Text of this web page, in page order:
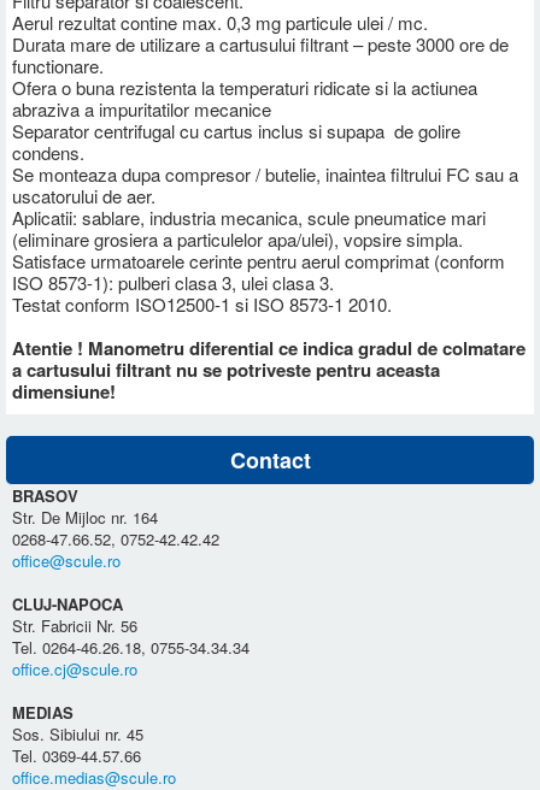
Aerul rezultat contine max. 0,3 mg particule ulei / mc.
Durata mare de utilizare a cartusului filtrant – peste 3000 ore de
functionare.
Ofera o buna rezistenta la temperaturi ridicate si la actiunea
abraziva a impuritatilor mecanice
Separator centrifugal cu cartus inclus si supapa de golire
condens.
Se monteaza dupa compresor / butelie, inaintea filtrului FC sau a
uscatorului de aer.
Aplicatii: sablare, industria mecanica, scule pneumatice mari
(eliminare grosiera a particulelor apa/ulei), vopsire simpla.
Satisface urmatoarele cerinte pentru aerul comprimat (conform
ISO 8573-1): pulberi clasa 3, ulei clasa 3.
Testat conform ISO12500-1 si ISO 8573-1 2010.
Atentie ! Manometru diferential ce indica gradul de colmatare
a cartusului filtrant nu se potriveste pentru aceasta
dimensiune!
Contact
BRASOV
Str. De Mijloc nr. 164
0268-47.66.52, 0752-42.42.42
office@scule.ro
CLUJ-NAPOCA
Str. Fabricii Nr. 56
Tel. 0264-46.26.18, 0755-34.34.34
office.cj@scule.ro
MEDIAS
Sos. Sibiului nr. 45
Tel. 0369-44.57.66
office.medias@scule.ro